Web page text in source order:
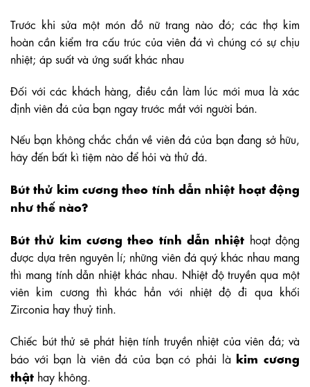
Trước khi sửa một món đồ nữ trang nào đó; các thợ kim
hoàn cần kiểm tra cấu trúc của viên đá vì chúng có sự chịu
nhiệt; áp suất và ứng suất khác nhau
Đối với các khách hàng, điều cần làm lúc mới mua là xác
định viên đá của bạn ngay trước mắt với người bán.
Nếu bạn không chắc chắn về viên đá của bạn đang sở hữu,
hãy đến bất kì tiệm nào để hỏi và thử đá.
Bút thử kim cương theo tính dẫn nhiệt hoạt động
như thế nào?
Bút thử kim cương theo tính dẫn nhiệt hoạt động
được dựa trên nguyên lí; những viên đá quý khác nhau mang
thì mang tính dẫn nhiệt khác nhau. Nhiệt độ truyền qua một
viên kim cương thì khác hẳn với nhiệt độ đi qua khối
Zirconia hay thuỷ tinh.
Chiếc bút thử sẽ phát hiện tính truyền nhiệt của viên đá; và
báo với bạn là viên đá của bạn có phải là kim cương
thật hay không.